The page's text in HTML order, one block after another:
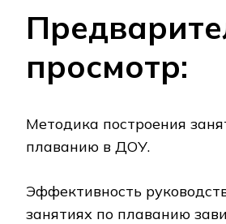
просмотр:
Методика построения
плаванию в ДОУ.
Эффективность
занятиях по плаванию